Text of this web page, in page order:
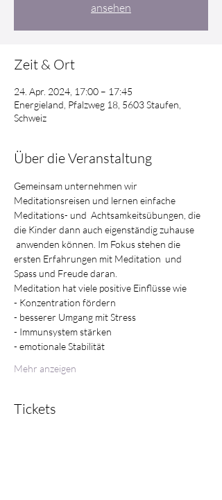
ansehen
Zeit & Ort
24. Apr. 2024, 17:00 – 17:45
Energieland, Pfalzweg 18, 5603 Staufen,
Schweiz
Über die Veranstaltung
Gemeinsam unternehmen wir
Meditationsreisen und lernen einfache
Meditations- und  Achtsamkeitsübungen, die
die Kinder dann auch eigenständig zuhause
anwenden können. Im Fokus stehen die
ersten Erfahrungen mit Meditation  und
Spass und Freude daran.
Meditation hat viele positive Einflüsse wie
- Konzentration fördern
- besserer Umgang mit Stress
- Immunsystem stärken
- emotionale Stabilität
Mehr anzeigen
Tickets